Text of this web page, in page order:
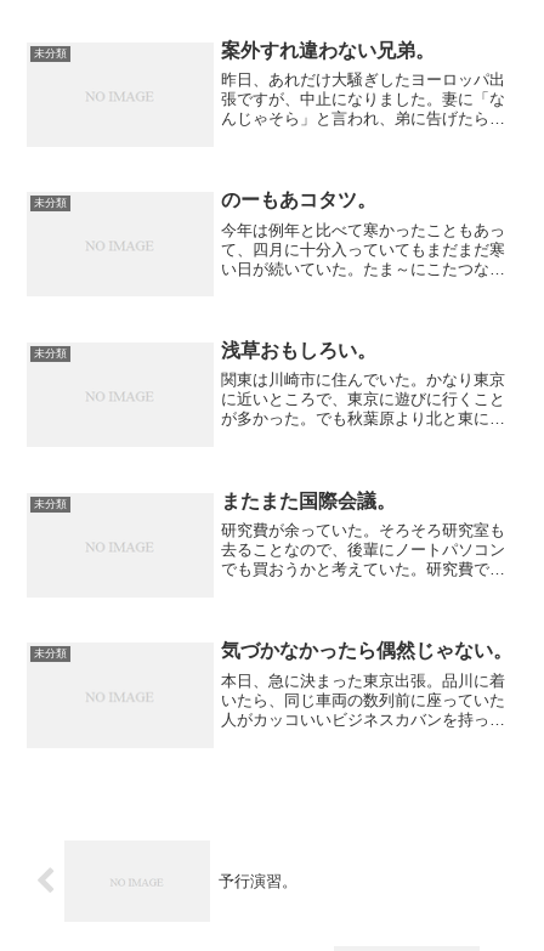
マンセブン？ゾフ...
未分類 案外すれ違わない兄弟。
昨日、あれだけ大騒ぎしたヨーロッパ出
張ですが、中止になりました。妻に「な
んじゃそら」と言われ、弟に告げたら笑
ネ・・・（弟も来週３０に・...
未分類 のーもあコタツ。
今年は例年と比べて寒かったこともあっ
て、四月に十分入っていてもまだまだ寒
い日が続いていた。たま～にこたつなど
中使っていたから敷布団と...
未分類 浅草おもしろい。
関東は川崎市に住んでいた。かなり東京
に近いところで、東京に遊びに行くこと
が多かった。でも秋葉原より北と東には
楽しいところ。食べ歩きと...
未分類 またまた国際会議。
研究費が余っていた。そろそろ研究室も
去ることなので、後輩にノートパソコン
でも買おうかと考えていた。研究費で買
張とか学会先で使うことも考...
未分類 気づかなかったら偶然じゃない。
本日、急に決まった東京出張。品川に着
いたら、同じ車両の数列前に座っていた
人がカッコいいビジネスカバンを持って
予行演習。